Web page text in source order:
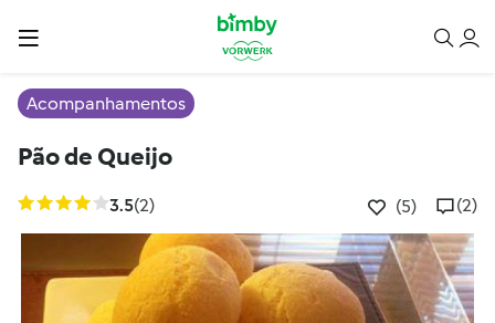
Acompanhamentos
Pão de Queijo
3.5(2) (5) (2)